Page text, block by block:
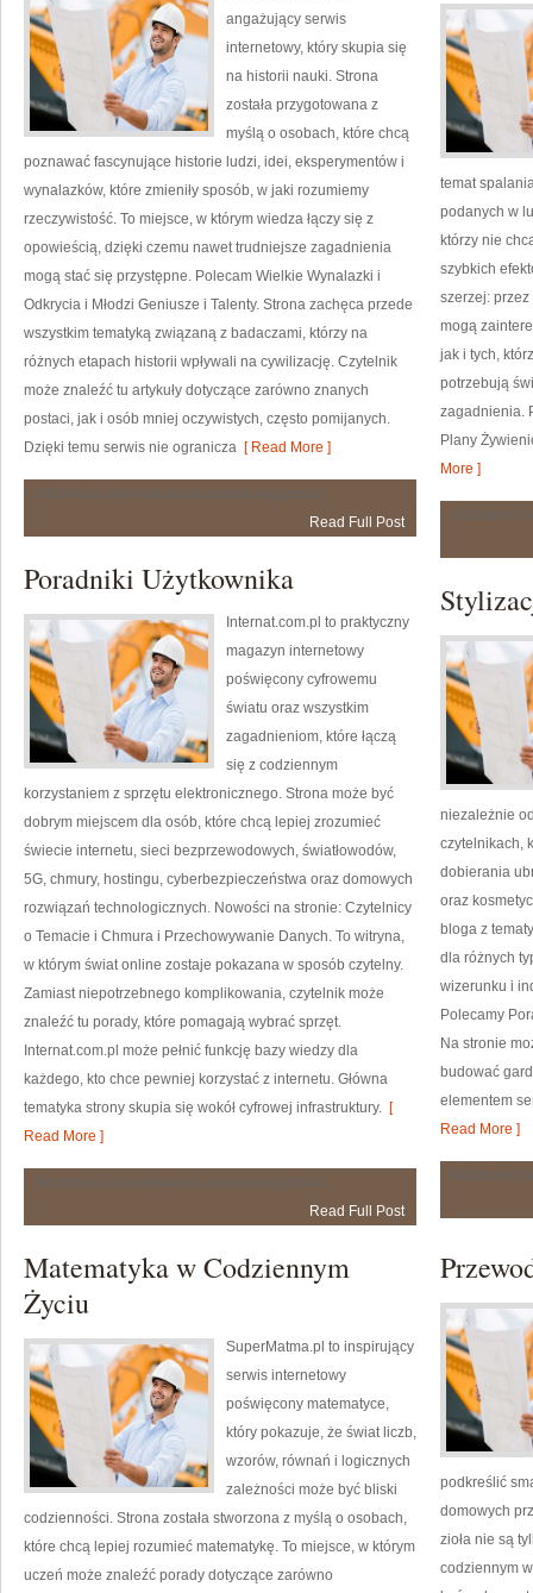
angażujący serwis
internetowy, który skupia się
na historii nauki. Strona
została przygotowana z
myślą o osobach, które chcą
poznawać fascynujące historie ludzi, idei, eksperymentów i
wynalazków, które zmieniły sposób, w jaki rozumiemy
rzeczywistość. To miejsce, w którym wiedza łączy się z
opowieścią, dzięki czemu nawet trudniejsze zagadnienia
mogą stać się przystępne. Polecam Wielkie Wynalazki i
Odkrycia i Młodzi Geniusze i Talenty. Strona zachęca przede
wszystkim tematyką związaną z badaczami, którzy na
różnych etapach historii wpływali na cywilizację. Czytelnik
może znaleźć tu artykuły dotyczące zarówno znanych
postaci, jak i osób mniej oczywistych, często pomijanych.
Dzięki temu serwis nie ogranicza [ Read More ]
Read Full Post
temat
podanych w
którzy nie
szybkich
szerzej: przez
mogą
jak i tych,
potrzebują
zagadnienia.
Plany
More ]
Poradniki Użytkownika
Internat.com.pl to praktyczny
magazyn internetowy
poświęcony cyfrowemu
światu oraz wszystkim
zagadnieniom, które łączą
się z codziennym
korzystaniem z sprzętu elektronicznego. Strona może być
dobrym miejscem dla osób, które chcą lepiej zrozumieć
świecie internetu, sieci bezprzewodowych, światłowodów,
5G, chmury, hostingu, cyberbezpieczeństwa oraz domowych
rozwiązań technologicznych. Nowości na stronie: Czytelnicy
o Temacie i Chmura i Przechowywanie Danych. To witryna,
w którym świat online zostaje pokazana w sposób czytelny.
Zamiast niepotrzebnego komplikowania, czytelnik może
znaleźć tu porady, które pomagają wybrać sprzęt.
Internat.com.pl może pełnić funkcję bazy wiedzy dla
każdego, kto chce pewniej korzystać z internetu. Główna
tematyka strony skupia się wokół cyfrowej infrastruktury. [
Read More ]
Read Full Post
niezależnie
czytelnikach,
dobierania
oraz
bloga z
dla różnych
wizerunku i
Polecamy
Na stronie
budować
elementem
Read More ]
Matematyka w Codziennym
Życiu
SuperMatma.pl to inspirujący
serwis internetowy
poświęcony matematyce,
który pokazuje, że świat liczb,
wzorów, równań i logicznych
zależności może być bliski
codzienności. Strona została stworzona z myślą o osobach,
które chcą lepiej rozumieć matematykę. To miejsce, w którym
uczeń może znaleźć porady dotyczące zarówno
podkreślić
domowych
zioła nie są
codziennym